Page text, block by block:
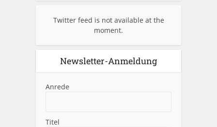
Twitter feed is not available at the
moment.
Newsletter-Anmeldung
Anrede
Titel